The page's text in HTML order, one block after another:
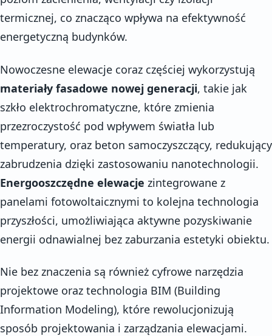
termicznej, co znacząco wpływa na efektywność
energetyczną budynków.
Nowoczesne elewacje coraz częściej wykorzystują
materiały fasadowe nowej generacji, takie jak
szkło elektrochromatyczne, które zmienia
przezroczystość pod wpływem światła lub
temperatury, oraz beton samoczyszczący, redukujący
zabrudzenia dzięki zastosowaniu nanotechnologii.
Energooszczędne elewacje zintegrowane z
panelami fotowoltaicznymi to kolejna technologia
przyszłości, umożliwiająca aktywne pozyskiwanie
energii odnawialnej bez zaburzania estetyki obiektu.
Nie bez znaczenia są również cyfrowe narzędzia
projektowe oraz technologia BIM (Building
Information Modeling), które rewolucjonizują
sposób projektowania i zarządzania elewacjami.